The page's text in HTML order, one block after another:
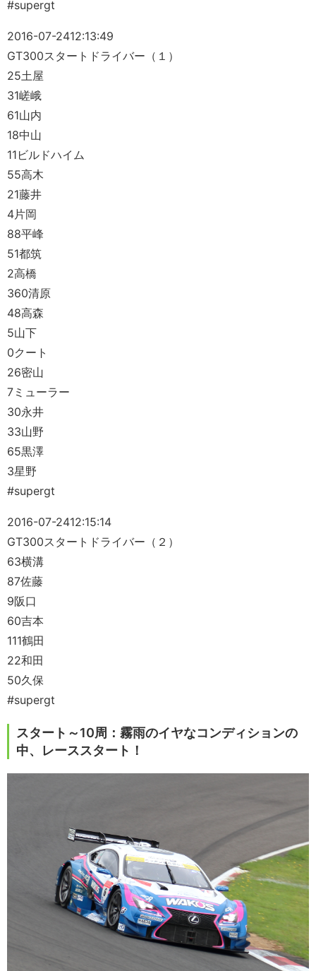
#supergt
2016-07-2412:13:49
GT300スタートドライバー（１）
25土屋
31嵯峨
61山内
18中山
11ビルドハイム
55高木
21藤井
4片岡
88平峰
51都筑
2高橋
360清原
48高森
5山下
0クート
26密山
7ミューラー
30永井
33山野
65黒澤
3星野
#supergt
2016-07-2412:15:14
GT300スタートドライバー（２）
63横溝
87佐藤
9阪口
60吉本
111鶴田
22和田
50久保
#supergt
スタート～10周：霧雨のイヤなコンディションの
中、レーススタート！